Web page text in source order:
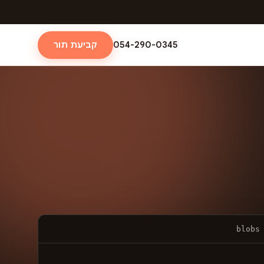
054-290-0345 קביעת תור
blobs